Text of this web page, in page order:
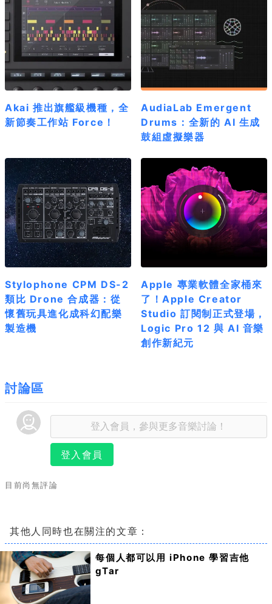
Akai 推出旗艦級機種，全
新節奏工作站 Force！
AudiaLab Emergent
Drums：全新的 AI 生成
鼓組虛擬樂器
Stylophone CPM DS-2
類比 Drone 合成器：從
懷舊玩具進化成科幻配樂
製造機
Apple 專業軟體全家桶來
了！Apple Creator
Studio 訂閱制正式登場，
Logic Pro 12 與 AI 音樂
創作新紀元
討論區
登入會員
目前尚無評論
其他人同時也在關注的文章：
每個人都可以用 iPhone 學習吉他
gTar